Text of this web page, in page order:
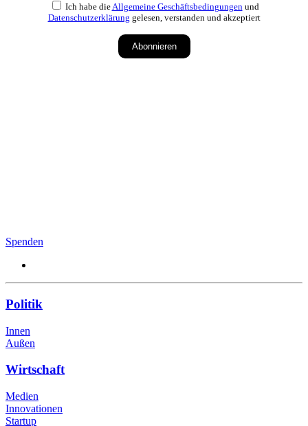
Ich habe die Allgemeine Geschäftsbedingungen und
Datenschutzerklärung gelesen, verstanden und akzeptiert
Abonnieren
Spenden
Politik
Innen
Außen
Wirtschaft
Medien
Innovationen
Startup